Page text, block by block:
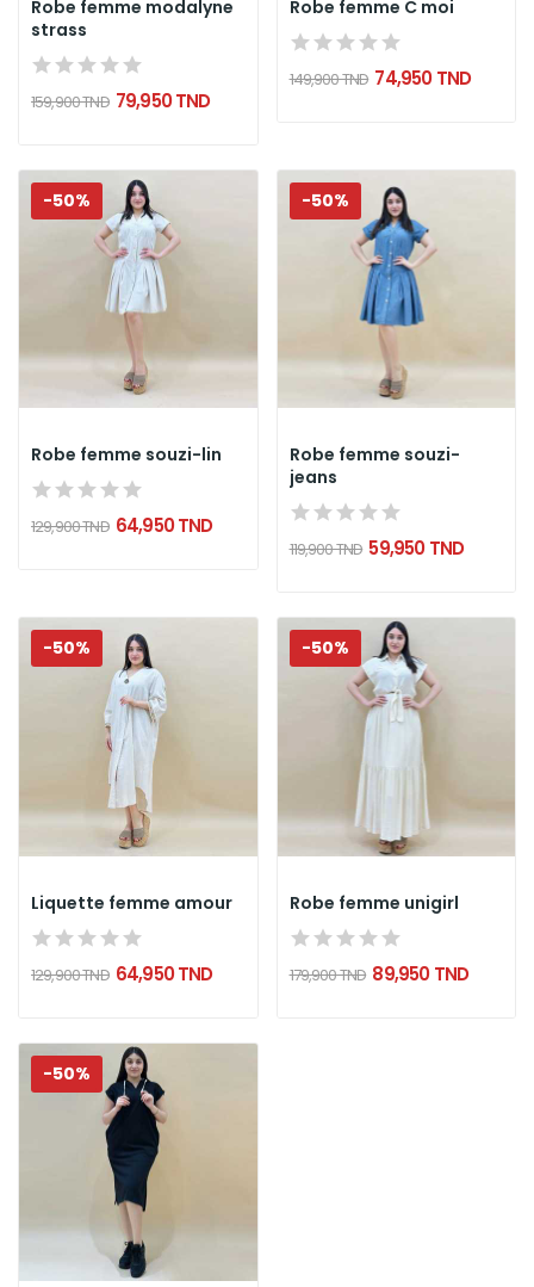
Robe femme modalyne
strass
159,900 TND 79,950 TND
Robe femme C moi
149,900 TND 74,950 TND
-50%
Robe femme souzi-lin
129,900 TND 64,950 TND
-50%
Robe femme souzi-
jeans
119,900 TND 59,950 TND
-50%
Liquette femme amour
129,900 TND 64,950 TND
-50%
Robe femme unigirl
179,900 TND 89,950 TND
-50%